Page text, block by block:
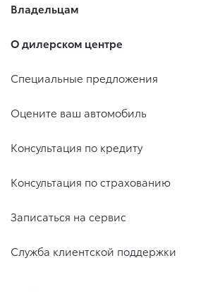
Владельцам
О дилерском центре
Специальные предложения
Оцените ваш автомобиль
Консультация по кредиту
Консультация по страхованию
Записаться на сервис
Служба клиентской поддержки